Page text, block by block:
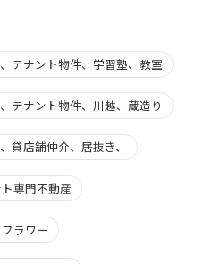
テナント物件、学習塾、教室
テナント物件、川越、蔵造り
貸店舗仲介、居抜き、
専門不動産
ラワー